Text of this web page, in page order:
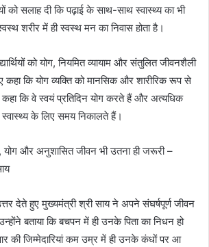
को सलाह दी कि पढ़ाई के साथ-साथ स्वास्थ्य का भी
शरीर में ही स्वस्थ मन का निवास होता है।
को योग, नियमित व्यायाम और संतुलित जीवनशैली
कहा कि योग व्यक्ति को मानसिक और शारीरिक रूप से
कि वे स्वयं प्रतिदिन योग करते हैं और अत्यधिक
स्वास्थ्य के लिए समय निकालते हैं।
उत्तर देते हुए मुख्यमंत्री श्री साय ने अपने संघर्षपूर्ण जीवन
बताया कि बचपन में ही उनके पिता का निधन हो
की जिम्मेदारियां कम उम्र में ही उनके कंधों पर आ